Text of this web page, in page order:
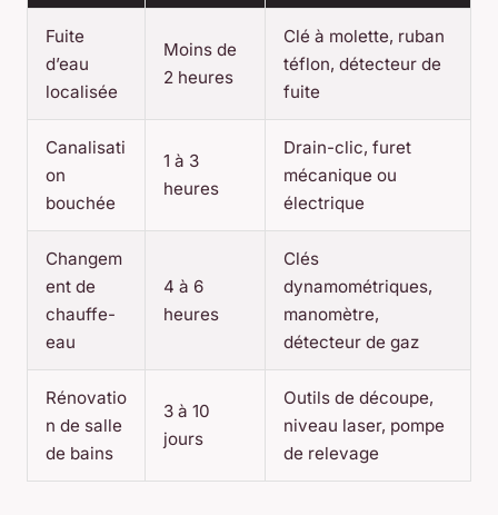
Fuite
d’eau
localisée
Moins de
2 heures
Clé à molette, ruban
téflon, détecteur de
fuite
Canalisati
on
bouchée
1 à 3
heures
Drain-clic, furet
mécanique ou
électrique
Changem
ent de
chauffe-
eau
4 à 6
heures
Clés
dynamométriques,
manomètre,
détecteur de gaz
Rénovatio
n de salle
de bains
3 à 10
jours
Outils de découpe,
niveau laser, pompe
de relevage